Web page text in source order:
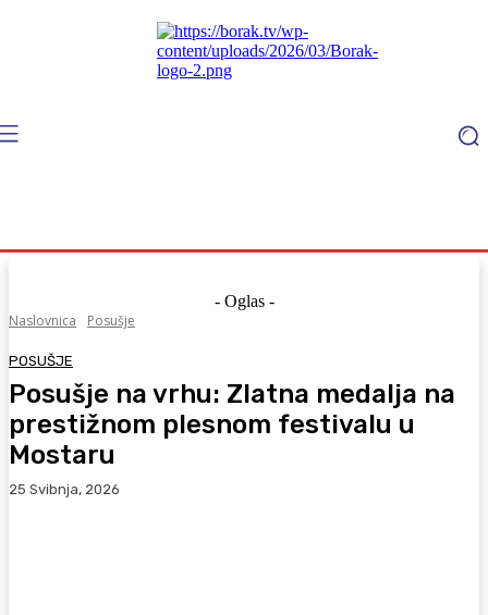
- Oglas -
Naslovnica
Posušje
POSUŠJE
Posušje na vrhu: Zlatna medalja na
prestižnom plesnom festivalu u
Mostaru
25 Svibnja, 2026